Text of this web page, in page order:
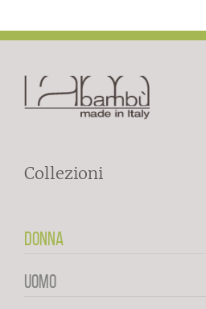
Collezioni
DONNA
UOMO